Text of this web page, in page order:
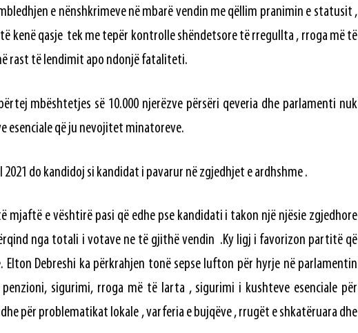
e nënshkrimeve në mbarë vendin me qëllim pranimin e statusit ,
kenë qasje tek me tepër kontrolle shëndetsore të rregullta , rroga më të
rast të lendimit apo ndonjë fataliteti.
mbështetjes së 10.000 njerëzve përsëri qeveria dhe parlamenti nuk
esenciale që ju nevojitet minatoreve.
2021 do kandidoj si kandidat i pavarur në zgjedhjet e ardhshme .
mjaftë e vështirë pasi që edhe pse kandidati i takon një njësie zgjedhore
nga totali i votave ne të gjithë vendin .Ky ligj i favorizon partitë që
Debreshi ka përkrahjen tonë sepse lufton për hyrje në parlamentin
sigurimi, rroga më të larta , sigurimi i kushteve esenciale për
për problematikat lokale , varferia e bujqëve , rrugët e shkatëruara dhe